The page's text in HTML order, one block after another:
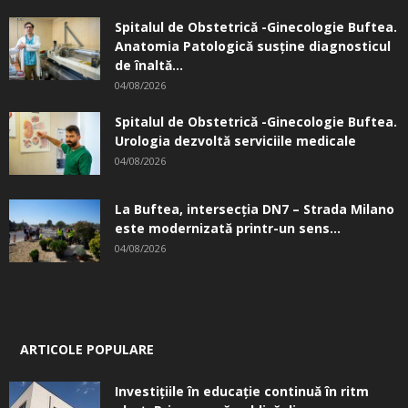
Spitalul de Obstetrică -Ginecologie Buftea.
Anatomia Patologică susţine diagnosticul
de înaltă...
04/08/2026
Spitalul de Obstetrică -Ginecologie Buftea.
Urologia dezvoltă serviciile medicale
04/08/2026
La Buftea, intersecţia DN7 – Strada Milano
este modernizată printr-un sens...
04/08/2026
ARTICOLE POPULARE
Investițiile în educație continuă în ritm